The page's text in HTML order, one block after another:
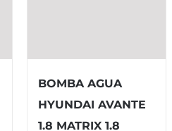
BOMBA AGUA
HYUNDAI AVANTE
1.8 MATRIX 1.8